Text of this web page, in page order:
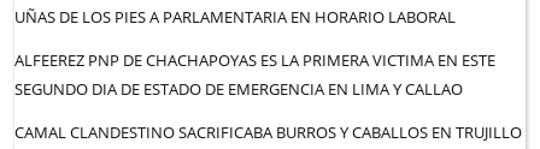
UÑAS DE LOS PIES A PARLAMENTARIA EN HORARIO LABORAL
ALFEEREZ PNP DE CHACHAPOYAS ES LA PRIMERA VICTIMA EN ESTE
SEGUNDO DIA DE ESTADO DE EMERGENCIA EN LIMA Y CALLAO
CAMAL CLANDESTINO SACRIFICABA BURROS Y CABALLOS EN TRUJILLO